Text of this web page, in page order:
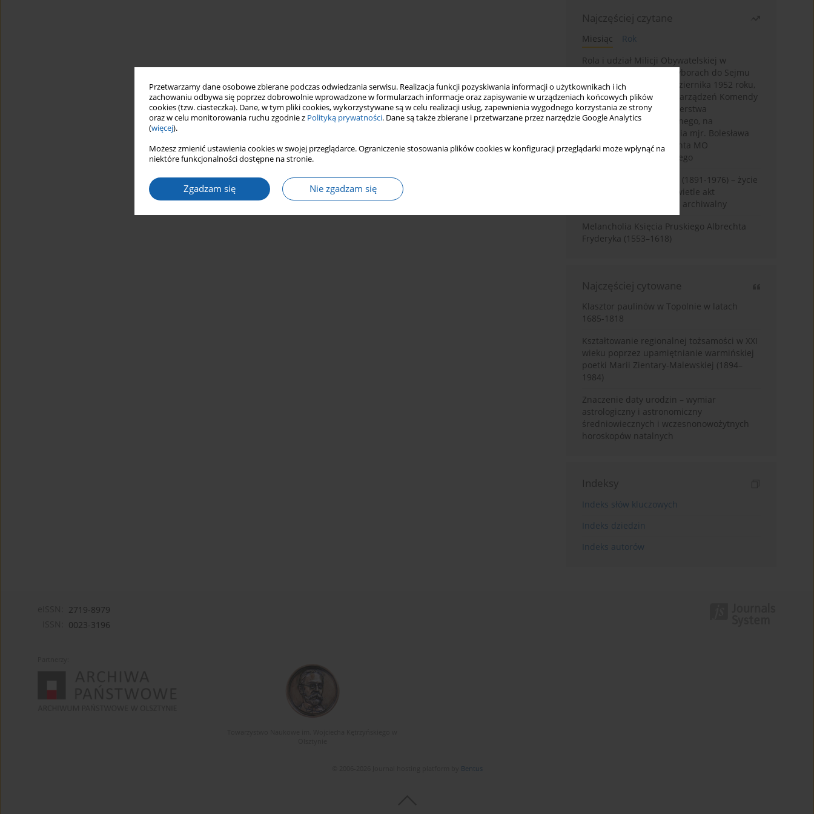
Przetwarzamy dane osobowe zbierane podczas odwiedzania serwisu. Realizacja funkcji pozyskiwania informacji o użytkownikach i ich
zachowaniu odbywa się poprzez dobrowolnie wprowadzone w formularzach informacje oraz zapisywanie w urządzeniach końcowych plików
cookies (tzw. ciasteczka). Dane, w tym pliki cookies, wykorzystywane są w celu realizacji usług, zapewnienia wygodnego korzystania ze strony
oraz w celu monitorowania ruchu zgodnie z Polityką prywatności. Dane są także zbierane i przetwarzane przez narzędzie Google Analytics
(więcej).
Możesz zmienić ustawienia cookies w swojej przeglądarce. Ograniczenie stosowania plików cookies w konfiguracji przeglądarki może wpłynąć na
niektóre funkcjonalności dostępne na stronie.
Zgadzam się Nie zgadzam się
Najczęściej czytane
Miesiąc
Rok
Rola i udział Milicji Obywatelskiej w
kampanii wyborczej i wyborach do Sejmu
PRL I kadencji z 26 października 1952 roku,
w świetle wytycznych i zarządzeń Komendy
Głównej MO oraz Ministerstwa
Bezpieczeństwa Publicznego, na
przykładzie sprawozdania mjr. Bolesława
Wyszyńskiego komendanta MO
województwa olsztyńskiego
Zygmunt Tadeusz Robel (1891-1976) – życie
i kariera zawodowa w świetle akt
osobowych. Rekonesans archiwalny
Melancholia Księcia Pruskiego Albrechta
Fryderyka (1553–1618)
Najczęściej cytowane
Klasztor paulinów w Topolnie w latach
1685-1818
Kształtowanie regionalnej tożsamości w XXI
wieku poprzez upamiętnianie warmińskiej
poetki Marii Zientary-Malewskiej (1894–
1984)
Znaczenie daty urodzin – wymiar
astrologiczny i astronomiczny
średniowiecznych i wczesnonowożytnych
horoskopów natalnych
Indeksy
Indeks słów kluczowych
Indeks dziedzin
Indeks autorów
2719-8979
0023-3196
Bentus